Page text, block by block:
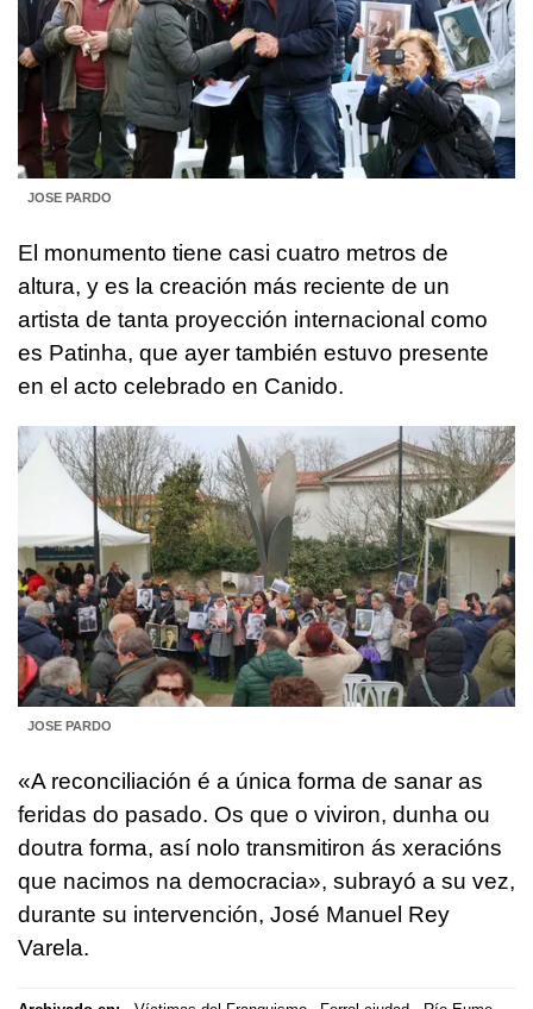
JOSE PARDO
El monumento tiene casi cuatro metros de
altura, y es la creación más reciente de un
artista de tanta proyección internacional como
es Patinha, que ayer también estuvo presente
en el acto celebrado en Canido.
JOSE PARDO
«A reconciliación é a única forma de sanar as
feridas do pasado. Os que o viviron, dunha ou
doutra forma, así nolo transmitiron ás xeracións
que nacimos na democracia», subrayó a su vez,
durante su intervención, José Manuel Rey
Varela.